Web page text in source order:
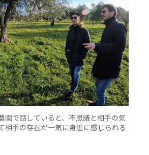
園で話していると、不思議と相手の気
相手の存在が一気に身近に感じられる